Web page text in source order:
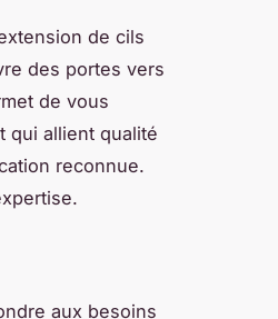
de cils
des portes vers
de vous
qui allient qualité
reconnue.
aux besoins